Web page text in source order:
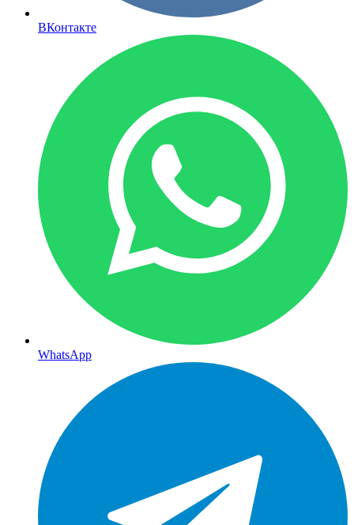
ВКонтакте
WhatsApp